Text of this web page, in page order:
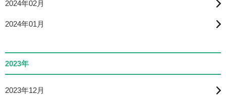
2024年02月
2024年01月
2023年
2023年12月